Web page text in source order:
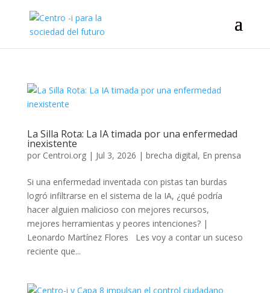
La Silla Rota: La IA timada por una enfermedad
inexistente
por Centroi.org| Jul 3, 2026 | brecha digital, En prensa
Si una enfermedad inventada con pistas tan burdas
logró infiltrarse en el sistema de la IA, ¿qué podría
hacer alguien malicioso con mejores recursos,
mejores herramientas y peores intenciones? |
Leonardo Martínez Flores Les voy a contar un suceso
reciente que...